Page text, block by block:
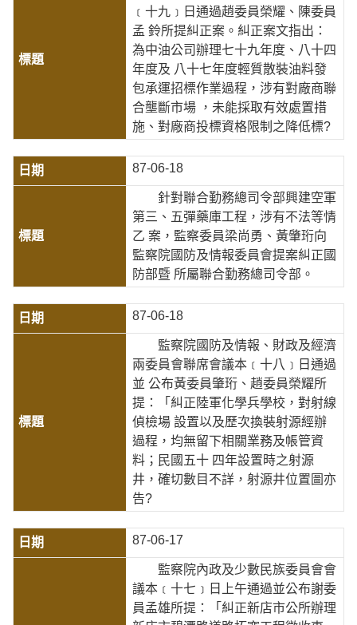
﹝十九﹞日通過趙委員榮耀、陳委員
孟 鈴所提糾正案。糾正案文指出：
為中油公司辦理七十九年度、八十四
年度及 八十七年度輕質散裝油料發
包承運招標作業過程，涉有對廠商聯
合壟斷市場 ，未能採取有效處置措
施、對廠商投標資格限制之降低標?
87-06-18
針對聯合勤務總司令部興建空軍
第三、五彈藥庫工程，涉有不法等情
乙 案，監察委員梁尚勇、黃肇珩向
監察院國防及情報委員會提案糾正國
防部暨 所屬聯合勤務總司令部。
87-06-18
監察院國防及情報、財政及經濟
兩委員會聯席會議本﹝十八﹞日通過
並 公布黃委員肇珩、趙委員榮耀所
提：「糾正陸軍化學兵學校，對射線
偵檢場 設置以及歷次換裝射源經辦
過程，均無留下相關業務及帳管資
料；民國五十 四年設置時之射源
井，確切數目不詳，射源井位置圖亦
告?
87-06-17
監察院內政及少數民族委員會會
議本﹝十七﹞日上午通過並公布謝委
員孟雄所提：「糾正新店市公所辦理